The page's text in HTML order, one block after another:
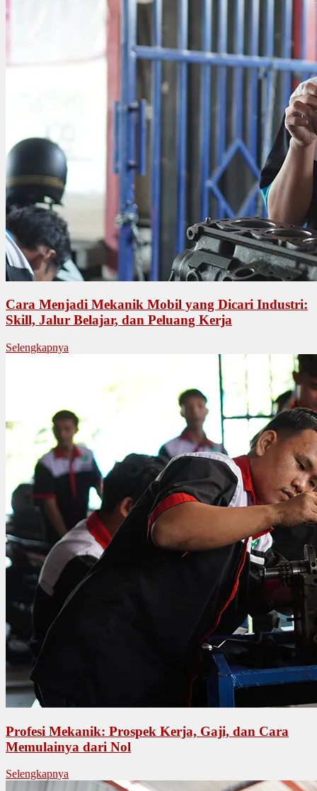
Cara Menjadi Mekanik Mobil yang Dicari Industri:
Skill, Jalur Belajar, dan Peluang Kerja
Selengkapnya
Profesi Mekanik: Prospek Kerja, Gaji, dan Cara
Memulainya dari Nol
Selengkapnya